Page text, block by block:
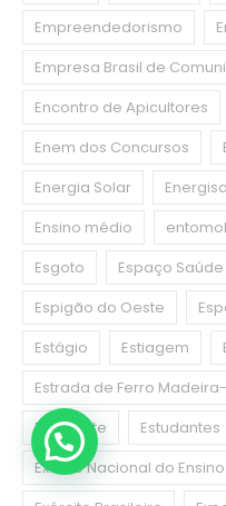
Empreendedorismo
Empresa Brasil de
Encontro de Apicultores
Enem dos Concursos
Energia Solar
Energisa
Ensino médio
Esgoto
Espaço Saúde
Espigão do Oeste
Estágio
Estiagem
Estrada de Ferro
Estudante
Estudantes
Exame Nacional do